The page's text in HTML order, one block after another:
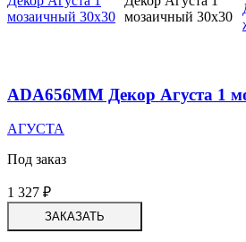
ADA656MM Декор Агуста 1
АГУСТА
Под заказ
1 327 ₽
ЗАКАЗАТЬ